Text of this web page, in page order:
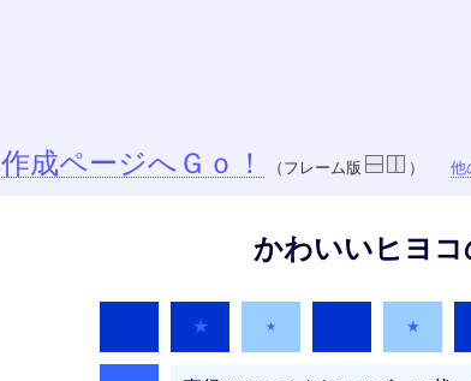
作成ページへＧｏ！ （フレーム版 ） 他
かわいいヒヨ
★ ★ ★